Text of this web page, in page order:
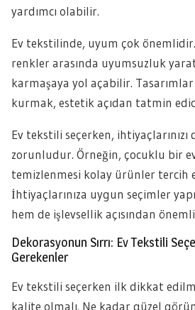
yardımcı olabilir.
Ev tekstilinde, uyum çok önemlidir.
renkler arasında uyumsuzluk
karmaşaya yol açabilir.
kurmak, estetik açıdan tatmin
Ev tekstili seçerken,
zorunludur. Örneğin, çocuklu bir
temizlenmesi kolay ürünler tercih
İhtiyaçlarınıza uygun seçimler
hem de işlevsellik açısından
Dekorasyonun Sırrı: Ev Tekstili
Gerekenler
Ev tekstili seçerken ilk dikkat
kalite olmalı. Ne kadar güzel